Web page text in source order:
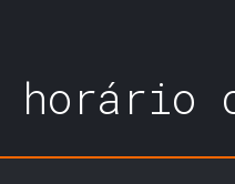
horário